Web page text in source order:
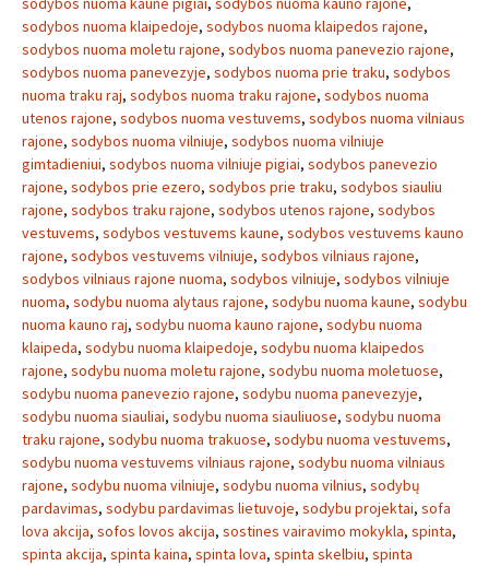
sodybos nuoma klaipedoje, sodybos nuoma klaipedos rajone,
sodybos nuoma moletu rajone, sodybos nuoma panevezio rajone,
sodybos nuoma panevezyje, sodybos nuoma prie traku, sodybos
nuoma traku raj, sodybos nuoma traku rajone, sodybos nuoma
utenos rajone, sodybos nuoma vestuvems, sodybos nuoma vilniaus
rajone, sodybos nuoma vilniuje, sodybos nuoma vilniuje
gimtadieniui, sodybos nuoma vilniuje pigiai, sodybos panevezio
rajone, sodybos prie ezero, sodybos prie traku, sodybos siauliu
rajone, sodybos traku rajone, sodybos utenos rajone, sodybos
vestuvems, sodybos vestuvems kaune, sodybos vestuvems kauno
rajone, sodybos vestuvems vilniuje, sodybos vilniaus rajone,
sodybos vilniaus rajone nuoma, sodybos vilniuje, sodybos vilniuje
nuoma, sodybu nuoma alytaus rajone, sodybu nuoma kaune, sodybu
nuoma kauno raj, sodybu nuoma kauno rajone, sodybu nuoma
klaipeda, sodybu nuoma klaipedoje, sodybu nuoma klaipedos
rajone, sodybu nuoma moletu rajone, sodybu nuoma moletuose,
sodybu nuoma panevezio rajone, sodybu nuoma panevezyje,
sodybu nuoma siauliai, sodybu nuoma siauliuose, sodybu nuoma
traku rajone, sodybu nuoma trakuose, sodybu nuoma vestuvems,
sodybu nuoma vestuvems vilniaus rajone, sodybu nuoma vilniaus
rajone, sodybu nuoma vilniuje, sodybu nuoma vilnius, sodybų
pardavimas, sodybu pardavimas lietuvoje, sodybu projektai, sofa
lova akcija, sofos lovos akcija, sostines vairavimo mokykla, spinta,
spinta akcija, spinta kaina, spinta lova, spinta skelbiu, spinta